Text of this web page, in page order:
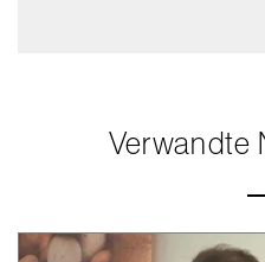
Verwandte